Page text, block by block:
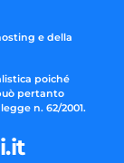
e della
poiché
pertanto
n. 62/2001.